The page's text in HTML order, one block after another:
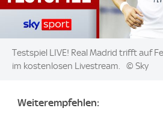
Image:
Testspiel LIVE! Real Madrid trifft auf
im kostenlosen Livestream.
© Sky
Weiterempfehlen: